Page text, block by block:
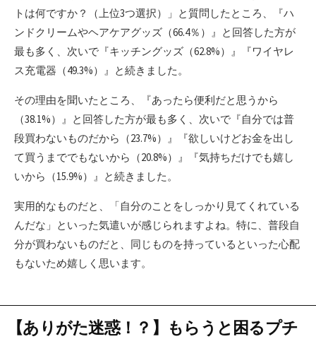
トは何ですか？（上位3つ選択）」と質問したところ、『ハ
ンドクリームやヘアケアグッズ（66.4％）』と回答した方が
最も多く、次いで『キッチングッズ（62.8%）』『ワイヤレ
ス充電器（49.3%）』と続きました。
その理由を聞いたところ、『あったら便利だと思うから
（38.1%）』と回答した方が最も多く、次いで『自分では普
段買わないものだから（23.7%）』『欲しいけどお金を出し
て買うまででもないから（20.8%）』『気持ちだけでも嬉し
いから（15.9%）』と続きました。
実用的なものだと、「自分のことをしっかり見てくれている
んだな」といった気遣いが感じられますよね。特に、普段自
分が買わないものだと、同じものを持っているといった心配
もないため嬉しく思います。
【ありがた迷惑！？】もらうと困るプチ